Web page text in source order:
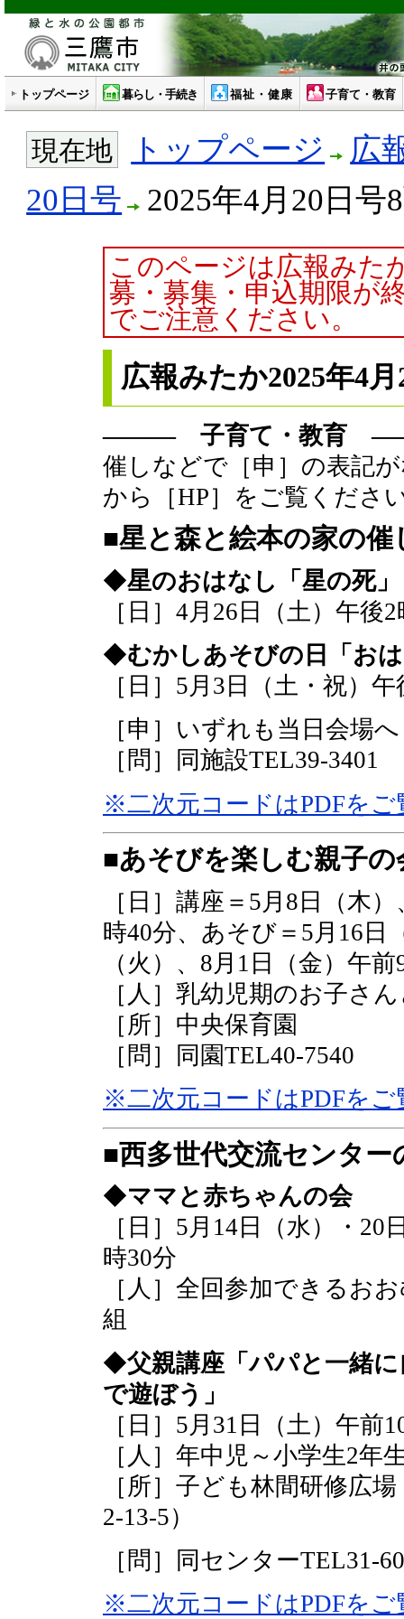
トップページ 暮らし・手続き 福祉・健康 子育て・教育
現在地 トップページ
広
20日号
2025年4月20日号
このページは広報みた
募・募集・申込期限が
でご注意ください。
広報みたか2025年4
――― 子育て・教育
催しなどで［申］の表記
から［HP］をご覧くださ
■星と森と絵本の家の催
◆星のおはなし「星の死」
［日］4月26日（土）午後
◆むかしあそびの日「お
［日］5月3日（土・祝）
［申］いずれも当日会場へ
［問］同施設TEL39-3401
※二次元コードはPDFをご
■あそびを楽しむ親子
［日］講座＝5月8日（木
時40分、あそび＝5月16日
（火）、8月1日（金）午
［人］乳幼児期のお子さ
［所］中央保育園
［問］同園TEL40-7540
※二次元コードはPDFをご
■西多世代交流センター
◆ママと赤ちゃんの会
［日］5月14日（水）・
時30分
［人］全回参加できるお
組
◆父親講座「パパと一緒
で遊ぼう」
［日］5月31日（土）午前
［人］年中児～小学生2年
［所］子ども林間研修広
2-13-5）
［問］同センターTEL31-
※二次元コードはPDFをご